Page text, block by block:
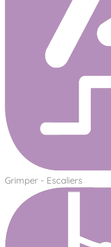
Grimper - Escaliers